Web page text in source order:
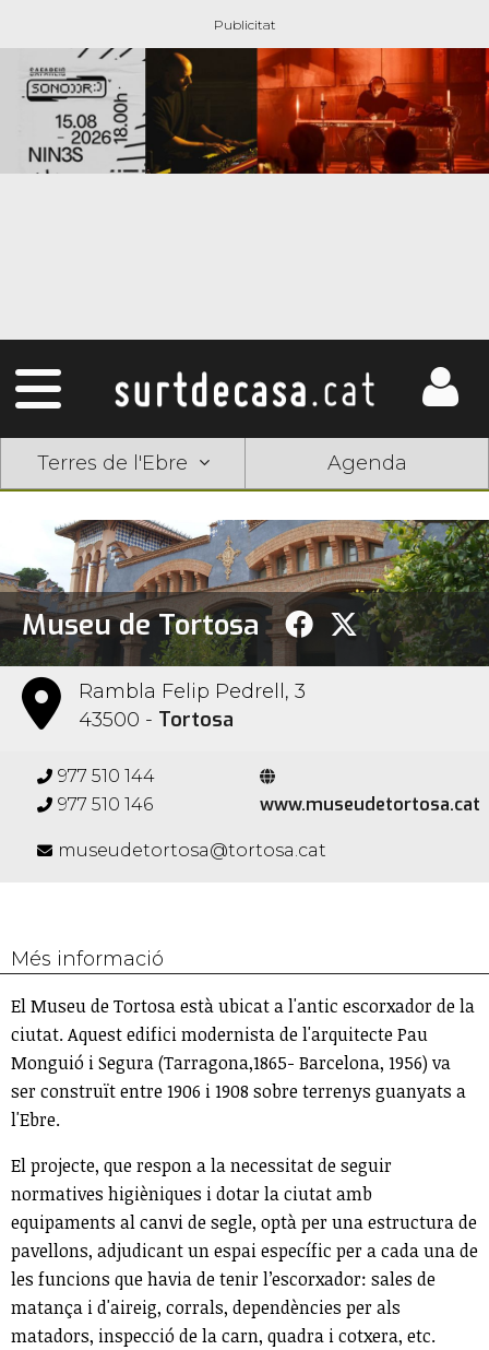
Terres de l'Ebre Agenda
Museu de Tortosa
Rambla Felip Pedrell, 3
43500 - Tortosa
977 510 144
977 510 146
www.museudetortosa.cat
museudetortosa@tortosa.cat
Més informació
El Museu de Tortosa està ubicat a l'antic escorxador de la
ciutat. Aquest edifici modernista de l'arquitecte Pau
Monguió i Segura (Tarragona,1865- Barcelona, 1956) va
ser construït entre 1906 i 1908 sobre terrenys guanyats a
l'Ebre.
El projecte, que respon a la necessitat de seguir
normatives higièniques i dotar la ciutat amb
equipaments al canvi de segle, optà per una estructura de
pavellons, adjudicant un espai específic per a cada una de
les funcions que havia de tenir l’escorxador: sales de
matança i d'aireig, corrals, dependències per als
matadors, inspecció de la carn, quadra i cotxera, etc.